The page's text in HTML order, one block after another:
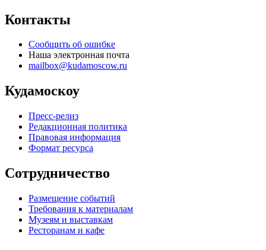
Контакты
Сообщить об ошибке
Наша электронная почта
mailbox@kudamoscow.ru
Кудамоскоу
Пресс-релиз
Редакционная политика
Правовая информация
Формат ресурса
Сотрудничество
Размещение событий
Требования к материалам
Музеям и выставкам
Ресторанам и кафе